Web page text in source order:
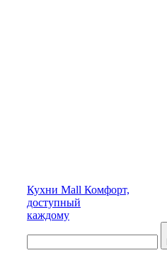
Кухни Mall Комфорт,
доступный
каждому